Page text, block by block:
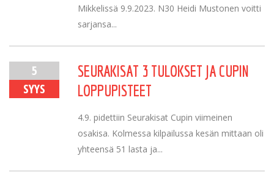
Mikkelissä 9.9.2023. N30 Heidi Mustonen voitti
sarjansa...
5
SYYS
SEURAKISAT 3 TULOKSET JA CUPIN
LOPPUPISTEET
4.9. pidettiin Seurakisat Cupin viimeinen
osakisa. Kolmessa kilpailussa kesän mittaan oli
yhteensä 51 lasta ja...